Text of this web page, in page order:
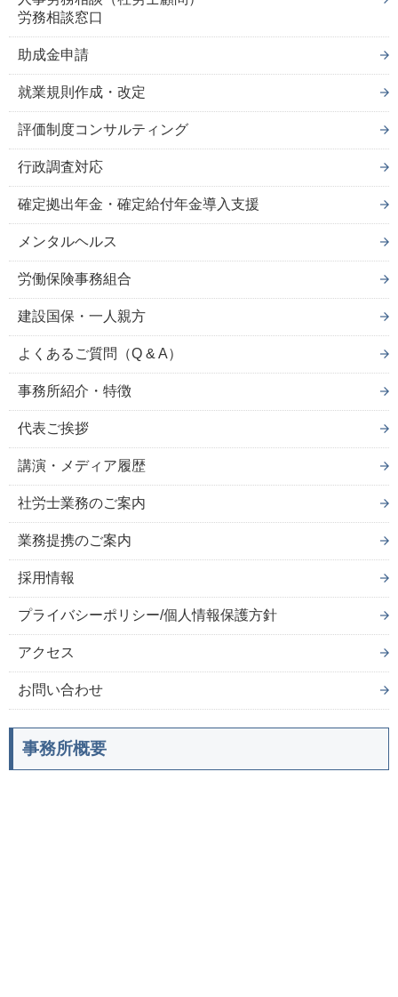
労務相談窓口
助成金申請
就業規則作成・改定
評価制度コンサルティング
行政調査対応
確定拠出年金・確定給付年金導入支援
メンタルヘルス
労働保険事務組合
建設国保・一人親方
よくあるご質問（Q & A）
事務所紹介・特徴
代表ご挨拶
講演・メディア履歴
社労士業務のご案内
業務提携のご案内
採用情報
プライバシーポリシー/個人情報保護方針
アクセス
お問い合わせ
事務所概要